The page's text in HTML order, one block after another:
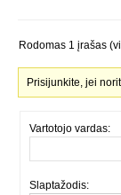
Rodomas 1 įrašas
Prisijunkite, jei
Vartotojo vardas:
Slaptažodis: